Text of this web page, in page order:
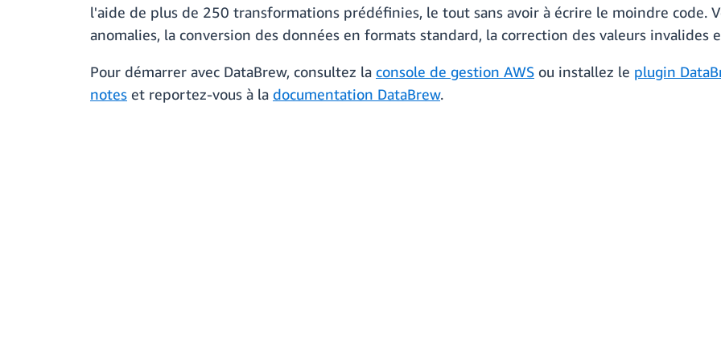
l'aide de plus de 250 transformations prédéfinies, le tout sans avoir à écrire le moindre code.
anomalies, la conversion des données en formats standard, la correction des valeurs invalides
Pour démarrer avec DataBrew, consultez la console de gestion AWS ou installez le plugin
notes et reportez-vous à la documentation DataBrew.